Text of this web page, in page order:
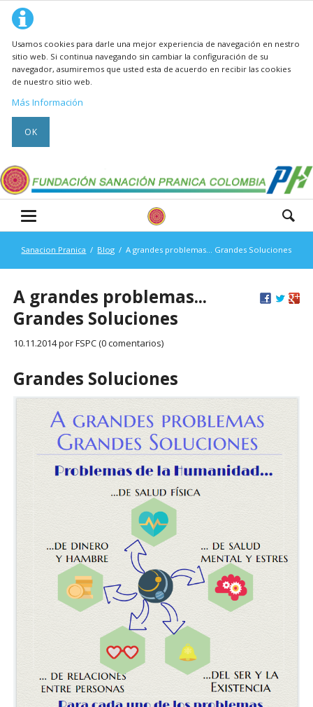
Usamos cookies para darle una mejor experiencia de navegación en nestro
sitio web. Si continua navegando sin cambiar la configuración de su
navegador, asumiremos que usted esta de acuerdo en recibir las cookies
de nuestro sitio web.
Más Información
OK
Sanacion Pranica Blog A grandes problemas... Grandes Soluciones
A grandes problemas...
Grandes Soluciones
10.11.2014por FSPC (0 comentarios)
Grandes Soluciones